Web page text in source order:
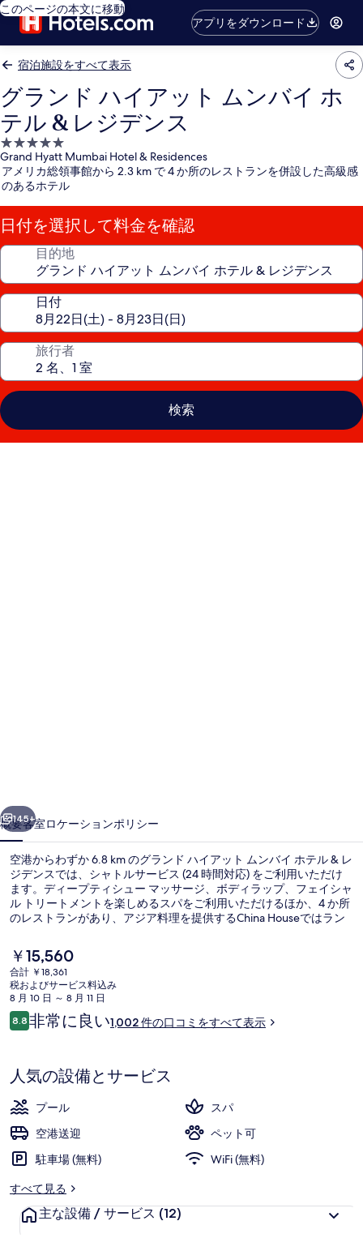
このページの本文に移動
アプリをダウンロード
宿泊施設をすべて表示
グランド ハイアット ムンバイ ホ
テル & レジデンス
5.0
つ
星
泊
施
設
Grand Hyatt Mumbai Hotel & Residences
アメリカ総領事館から 2.3 km で 4 か所のレストランを併設した高級感
のあるホテル
日付を選択して料金を確認
目的地
日付
旅行者
検索
ッ
ト
ム
ン
バ
イ
ホ
テ
ル
レ
ジ
デ
ン
ス
次へ
145+
概要客室ロケーションポリシー
空港からわずか 6.8 km のグランド ハイアット ムンバイ ホテル & レ
ジデンスでは、シャトルサービス (24 時間対応) をご利用いただけ
ます。ディープティシュー マッサージ、ボディラップ、フェイシャ
ル トリートメントを楽しめるスパをご利用いただけるほか、4 か所
のレストランがあり、アジア料理を提供するChina Houseではラン
あるその他設備には 2 つの屋外プール、プールサイドバー、および
フィットネスクラブ (スタッフ常駐)があります。旅行者は親切なス
タッフを高く評価しています。
現
在
の
料
金
は
す
￥15,560
合計 ￥18,361
税およびサービス料込み
8 月 10 日 ～ 8 月 11 日
口
コ
8.810段階中8.8
非常に良い1,002 件の口コミをすべて表示
人気の設備とサービス
プール
スパ
空港送迎
ペット可
駐車場 (無料)
WiFi (無料)
すべて見る
主な設備 / サービス (12)